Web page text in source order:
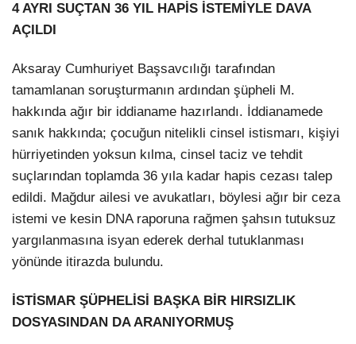
4 AYRI SUÇTAN 36 YIL HAPİS İSTEMİYLE DAVA
AÇILDI
Aksaray Cumhuriyet Başsavcılığı tarafından
tamamlanan soruşturmanın ardından şüpheli M.
hakkında ağır bir iddianame hazırlandı. İddianamede
sanık hakkında; çocuğun nitelikli cinsel istismarı, kişiyi
hürriyetinden yoksun kılma, cinsel taciz ve tehdit
suçlarından toplamda 36 yıla kadar hapis cezası talep
edildi. Mağdur ailesi ve avukatları, böylesi ağır bir ceza
istemi ve kesin DNA raporuna rağmen şahsın tutuksuz
yargılanmasına isyan ederek derhal tutuklanması
yönünde itirazda bulundu.
İSTİSMAR ŞÜPHELİSİ BAŞKA BİR HIRSIZLIK
DOSYASINDAN DA ARANIYORMUŞ